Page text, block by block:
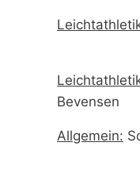
Bevensen
Allgemein: